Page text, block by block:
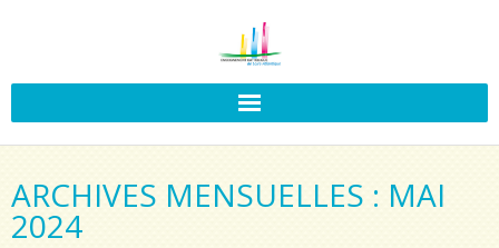
ARCHIVES MENSUELLES : MAI
2024